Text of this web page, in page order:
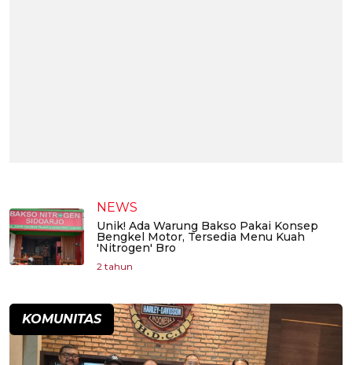
NEWS
Unik! Ada Warung Bakso Pakai Konsep
Bengkel Motor, Tersedia Menu Kuah
'Nitrogen' Bro
2 tahun
KOMUNITAS